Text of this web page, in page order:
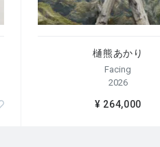
樋熊あかり
Facing
2026
¥ 264,000